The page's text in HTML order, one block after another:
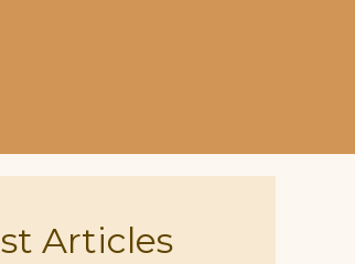
Articles